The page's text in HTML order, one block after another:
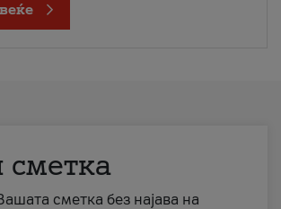
сметка
сметка без најава на